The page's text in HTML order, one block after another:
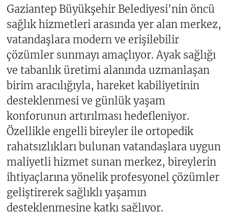
Gaziantep Büyükşehir Belediyesi'nin öncü
sağlık hizmetleri arasında yer alan merkez,
vatandaşlara modern ve erişilebilir
çözümler sunmayı amaçlıyor. Ayak sağlığı
ve tabanlık üretimi alanında uzmanlaşan
birim aracılığıyla, hareket kabiliyetinin
desteklenmesi ve günlük yaşam
konforunun artırılması hedefleniyor.
Özellikle engelli bireyler ile ortopedik
rahatsızlıkları bulunan vatandaşlara uygun
maliyetli hizmet sunan merkez, bireylerin
ihtiyaçlarına yönelik profesyonel çözümler
geliştirerek sağlıklı yaşamın
desteklenmesine katkı sağlıyor.